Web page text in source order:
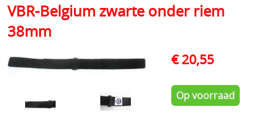
leverbaar
Kogelvrije vesten
Plate carriers level 4
VBR-Belgium zwarte onder riem
38mm
€ 20,55
Op voorraad